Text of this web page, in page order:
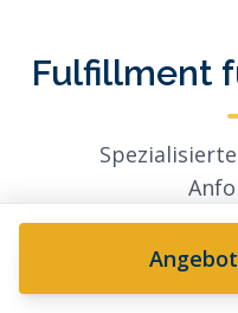
Fulfillment